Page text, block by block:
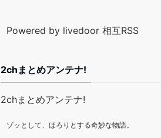
Powered by livedoor 相互RSS
2chまとめアンテナ!
2chまとめアンテナ!
ゾッとして、ほろりとする奇妙な物語。